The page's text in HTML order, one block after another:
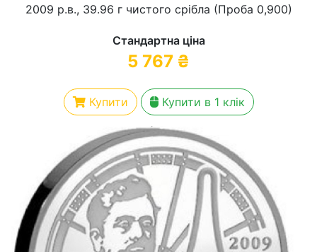
2009 р.в., 39.96 г чистого срібла (Проба 0,900)
Стандартна ціна
5 767 ₴
Купити Купити в 1 клік